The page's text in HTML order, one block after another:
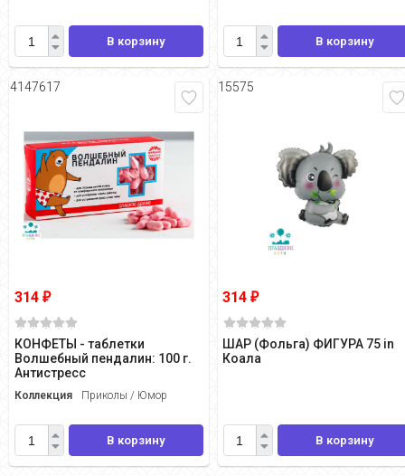
В корзину В корзину
4147617
314 ₽
КОНФЕТЫ - таблетки
Волшебный пендалин: 100 г.
Антистресс
Коллекция Приколы / Юмор
В корзину
15575
314₽
ШАР (Фольга) ФИГУРА 75 in
Коала
В корзину